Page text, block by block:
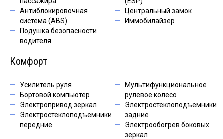
Антиблокировочная
система (ABS)
Подушка безопасности
водителя
Центральный замок
Иммобилайзер
Комфорт
Усилитель руля
Бортовой компьютер
Электропривод зеркал
Электростеклоподъемники
передние
Мультифункциональное
рулевое колесо
Электростеклоподъемники
задние
Электрообогрев боковых
зеркал